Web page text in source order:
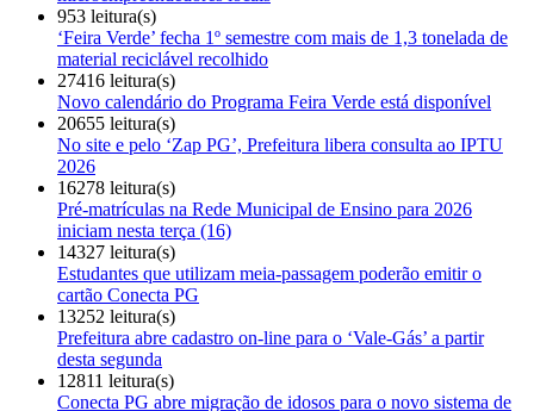
953 leitura(s)
‘Feira Verde’ fecha 1º semestre com mais de 1,3 tonelada de
material reciclável recolhido
27416 leitura(s)
Novo calendário do Programa Feira Verde está disponível
20655 leitura(s)
No site e pelo ‘Zap PG’, Prefeitura libera consulta ao IPTU
2026
16278 leitura(s)
Pré-matrículas na Rede Municipal de Ensino para 2026
iniciam nesta terça (16)
14327 leitura(s)
Estudantes que utilizam meia-passagem poderão emitir o
cartão Conecta PG
13252 leitura(s)
Prefeitura abre cadastro on-line para o ‘Vale-Gás’ a partir
desta segunda
12811 leitura(s)
Conecta PG abre migração de idosos para o novo sistema de